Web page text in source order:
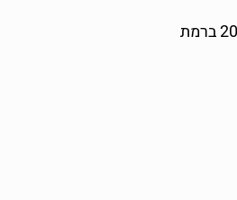
עשינו כמיטב יכולתנו על מנת שהאתר יעמוד בתקנות שוויון זכויות לאנשים עם מוגבלות (התאמות נגישות לשירות), התשע"ג 2013 ברמת